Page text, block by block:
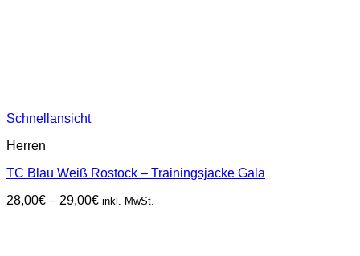
Schnellansicht
Herren
TC Blau Weiß Rostock – Trainingsjacke Gala
28,00€ – 29,00€Preisspanne:
inkl. MwSt.